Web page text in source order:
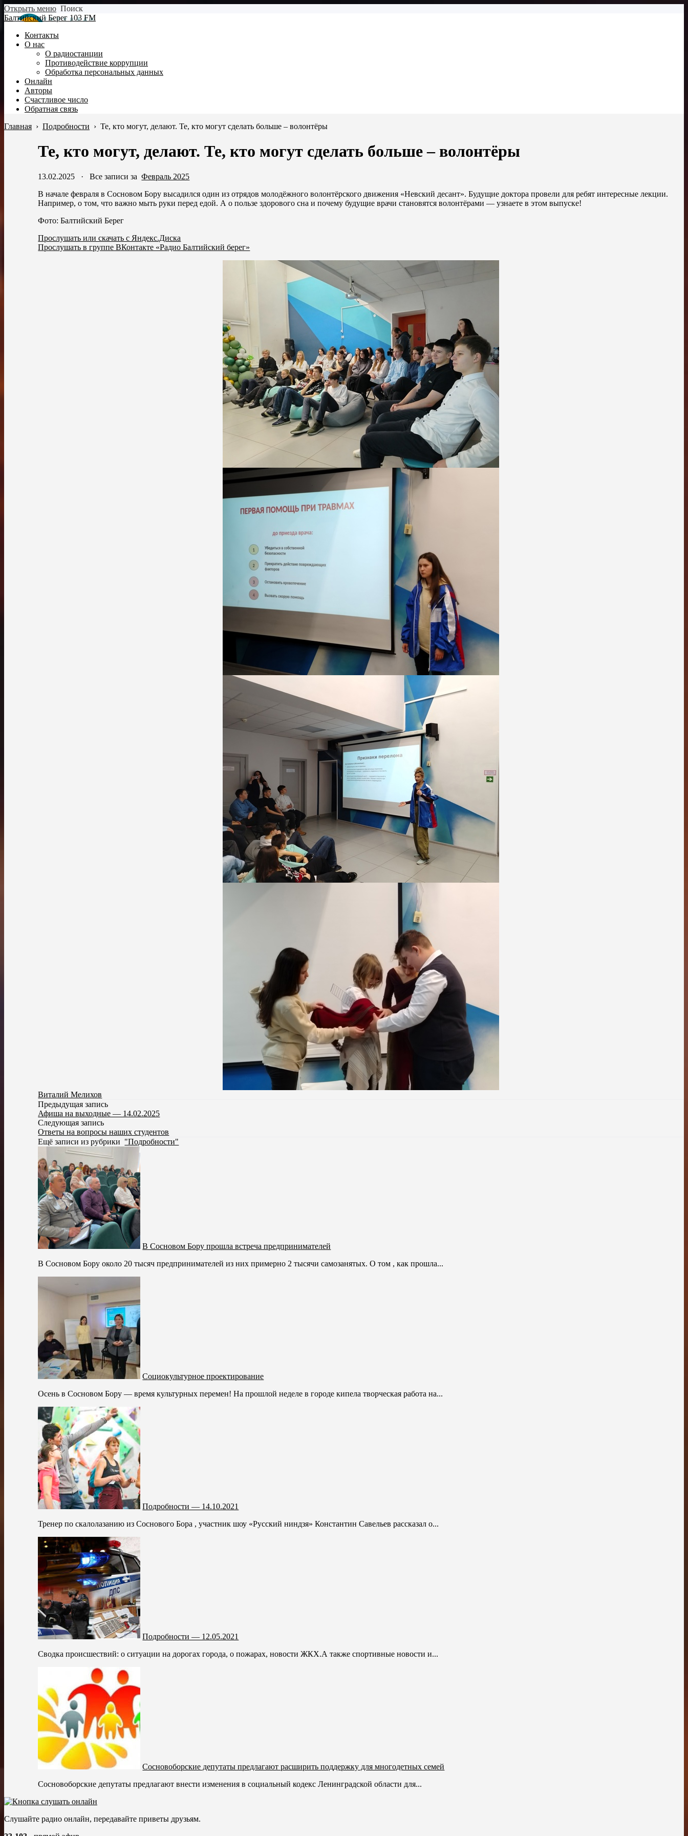
Открыть меню Поиск
Балтийский Берег 103 FM
Контакты
О нас
О радиостанции
Противодействие коррупции
Обработка персональных данных
Онлайн
Авторы
Счастливое число
Обратная связь
Главная › Подробности › Те, кто могут, делают. Те, кто могут сделать больше – волонтёры
Те, кто могут, делают. Те, кто могут сделать больше – волонтёры
13.02.2025 ·Все записи заФевраль 2025
В начале февраля в Сосновом Бору высадился один из отрядов молодёжного волонтёрского движения «Невский десант». Будущие доктора провели для ребят интересные лекции.
Например, о том, что важно мыть руки перед едой. А о пользе здорового сна и почему будущие врачи становятся волонтёрами — узнаете в этом выпуске!
Фото: Балтийский Берег
Прослушать или скачать с Яндекс.Диска
Прослушать в группе ВКонтакте «Радио Балтийский берег»
Виталий Мелихов
Предыдущая запись
Афиша на выходные — 14.02.2025
Следующая запись
Ответы на вопросы наших студентов
Ещё записи из рубрики "Подробности"
В Сосновом Бору прошла встреча предпринимателей
В Сосновом Бору около 20 тысяч предпринимателей из них примерно 2 тысячи самозанятых. О том , как прошла...
Социокультурное проектирование
Осень в Сосновом Бору — время культурных перемен! На прошлой неделе в городе кипела творческая работа на...
Подробности — 14.10.2021
Тренер по скалолазанию из Соснового Бора , участник шоу «Русский ниндзя» Константин Савельев рассказал о...
Подробности — 12.05.2021
Сводка происшествий: о ситуации на дорогах города, о пожарах, новости ЖКХ.А также спортивные новости и...
Сосновоборские депутаты предлагают расширить поддержку для многодетных семей
Сосновоборские депутаты предлагают внести изменения в социальный кодекс Ленинградской области для...
Слушайте радио онлайн, передавайте приветы друзьям.